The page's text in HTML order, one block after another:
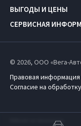
ВЫГОДЫ И ЦЕНЫ
СЕРВИСНАЯ
© 2026, ООО «Вега-
Правовая информация
Согласие на
Работает на технологиях